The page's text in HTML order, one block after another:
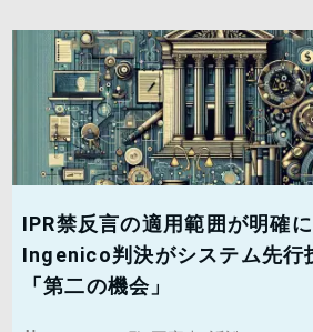
IPR禁反言の適用範囲が明確
Ingenico判決がシステム先行
「第二の機会」